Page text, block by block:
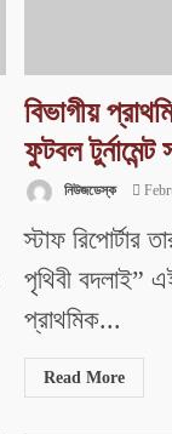
বিভাগীয়
ফুটবল
নিউজডেস্ক
স্টাফ
পৃথিবী বদলাই”
প্রাথমিক...
Read More